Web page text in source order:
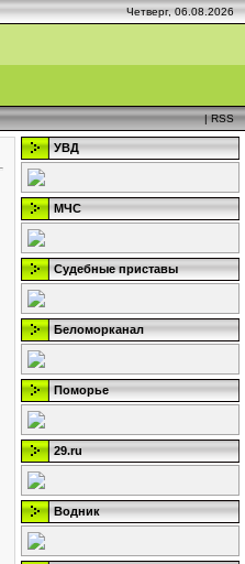
Четверг, 06.08.2026
|RSS
УВД
МЧС
Судебные приставы
Беломорканал
Поморье
29.ru
Водник